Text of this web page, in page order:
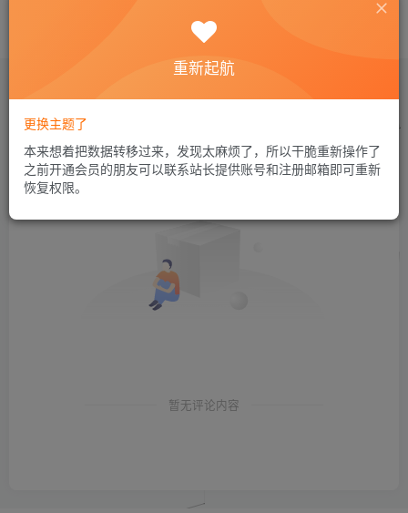
文章0 收藏0 评论0 版块0 帖子0 粉丝0
暂无评论内容
重新起航
更换主题了
本来想着把数据转移过来，发现太麻烦了，所以干脆重新操作了
之前开通会员的朋友可以联系站长提供账号和注册邮箱即可重新
恢复权限。